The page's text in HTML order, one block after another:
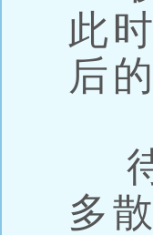
此
后
待
多